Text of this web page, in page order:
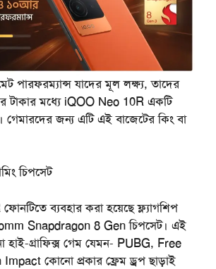
পারফরম্যান্স যাদের মূল লক্ষ্য, তাদের
টাকার মধ্যে iQOO Neo 10R একটি
গেমারদের জন্য এটি এই বাজেটের কিং বা
চিপসেট
ব্যবহার করা হয়েছে ফ্ল্যাগশিপ
Snapdragon 8 Gen চিপসেট। এই
হাই-গ্রাফিক্স গেম যেমন- PUBG, Free
কোনো প্রকার ফ্রেম ড্রপ ছাড়াই